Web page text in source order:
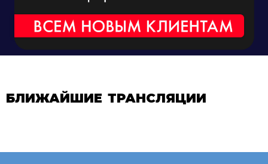
БЛИЖАЙШИЕ ТРАНСЛЯЦИИ